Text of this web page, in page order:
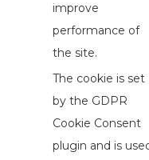
improve
performance of
the site.
The cookie is set
by the GDPR
Cookie Consent
plugin and is